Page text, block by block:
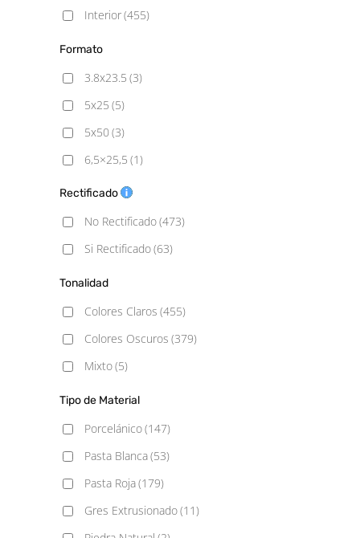
Decorado (3)
Mármol(22)
Metálico (6)
Monocolor(82)
Piedra
Rústico (84)
Vintage (7)
Interior(455)
Formato
3.8x23.5 (3)
5x25 (5)
5x50 (3)
6,5×25,5 (1)
6,9x24 (1)
6.2x25
(1)
6.5x26.1
7.5x15(16)
7.5x20(1)
7.5x30(6)
10x10 (7)
10x10 Rugosa(1)
Rectificado
No Rectificado(473)
Si Rectificado(63)
Tonalidad
Colores Claros (455)
Colores Oscuros (379)
Mixto(5)
Tipo de Material
Porcelánico(147)
Pasta Blanca(53)
Pasta Roja(179)
Gres Extrusionado(11)